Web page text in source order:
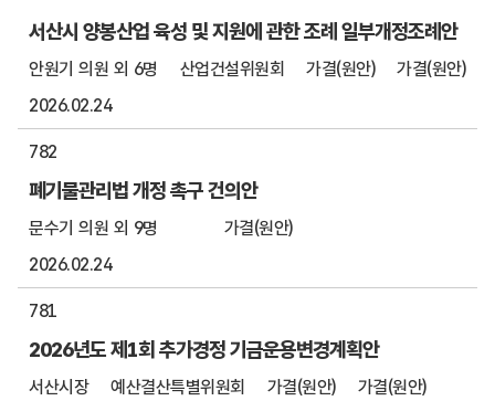
서산시 양봉산업 육성 및 지원에 관한 조례 일부개정조례안
안원기 의원 외 6명 산업건설위원회 가결(원안)
가결(원안)
2026.02.24
782
폐기물관리법 개정 촉구 건의안
문수기 의원 외 9명
가결(원안)
2026.02.24
781
2026년도 제1회 추가경정 기금운용변경계획안
서산시장 예산결산특별위원회 가결(원안)
가결(원안)